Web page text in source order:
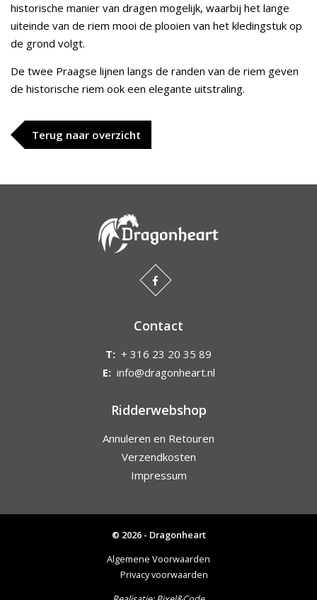
historische manier van dragen mogelijk, waarbij het lange
uiteinde van de riem mooi de plooien van het kledingstuk op
de grond volgt.
De twee Praagse lijnen langs de randen van de riem geven
de historische riem ook een elegante uitstraling.
Terug naar overzicht
Contact
T: + 316 23 20 35 89
E: info@dragonheart.nl
Ridderwebshop
Annuleren en Retouren
Verzendkosten
Impressum
© 2026 - Dragonheart
Algemene Voorwaarden
Privacy voorwaarden